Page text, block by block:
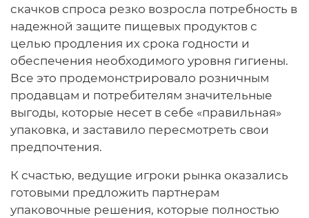
скачков спроса резко возросла потребность в
надежной защите пищевых продуктов с
целью продления их срока годности и
обеспечения необходимого уровня гигиены.
Все это продемонстрировало розничным
продавцам и потребителям значительные
выгоды, которые несет в себе «правильная»
упаковка, и заставило пересмотреть свои
предпочтения.
К счастью, ведущие игроки рынка оказались
готовыми предложить партнерам
упаковочные решения, которые полностью